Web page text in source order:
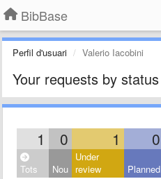
BibBase
Perfil d'usuari Valerio Iacobini
Your requests by status
1 0 1 0
Tots Nou
Under
review
Planned